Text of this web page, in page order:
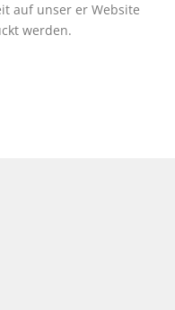
auf unser er Website
werden.